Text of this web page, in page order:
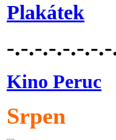
Plakátek
-.-.-.-.-.-.-
Kino Peruc
Srpen